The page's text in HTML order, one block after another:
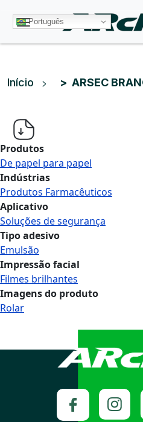
Português
Trilha de
Início ARSEC
Produtos
De papel para papel
Indústrias
Produtos Farmacêuticos
Aplicativo
Soluções de segurança
Tipo adesivo
Emulsão
Impressão facial
Filmes brilhantes
Imagens do produto
Rolar